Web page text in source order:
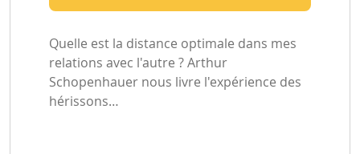
Quelle est la distance optimale dans mes
relations avec l'autre ? Arthur
Schopenhauer nous livre l'expérience des
hérissons…